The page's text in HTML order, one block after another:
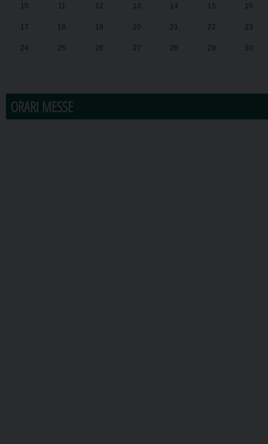
10 11 12 13 14 15 16
17 18 19 20 21 22 23
24 25 26 27 28 29 30
ORARI MESSE